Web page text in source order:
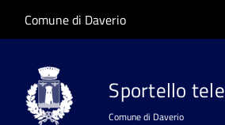
Salta al contenuto principale
Skip to site navigation
Comune di Daverio
Sportello
Comune di Daverio